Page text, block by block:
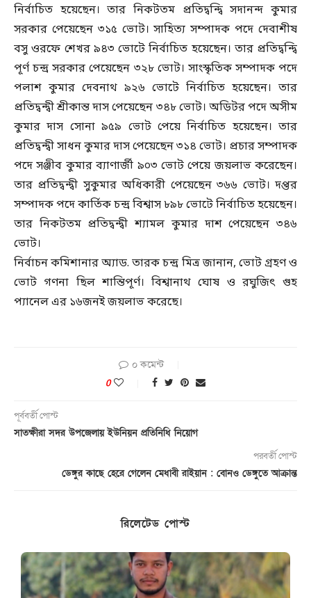
নির্বাচিত হয়েছেন। তার নিকটতম প্রতিদ্বন্দ্বি সদানন্দ কুমার
সরকার পেয়েছেন ৩১৫ ভোট। সাহিত্য সম্পাদক পদে দেবাশীষ
বসু ওরফে শেখর ৯৪৩ ভোটে নির্বাচিত হয়েছেন। তার প্রতিদ্বন্দ্বি
পূর্ণ চন্দ্র সরকার পেয়েছেন ৩২৮ ভোট। সাংস্কৃতিক সম্পাদক পদে
পলাশ কুমার দেবনাথ ৯২৬ ভোটে নির্বাচিত হয়েছেন। তার
প্রতিদ্বন্দ্বী শ্রীকান্ত দাস পেয়েছেন ৩৪৮ ভোট। অডিটর পদে অসীম
কুমার দাস সোনা ৯৫৯ ভোট পেয়ে নির্বাচিত হয়েছেন। তার
প্রতিদ্বন্দ্বী সাধন কুমার দাস পেয়েছেন ৩১৪ ভোট। প্রচার সম্পাদক
পদে সঞ্জীব কুমার ব্যাণার্জী ৯০৩ ভোট পেয়ে জয়লাভ করেছেন।
তার প্রতিদ্বন্দ্বী সুকুমার অধিকারী পেয়েছেন ৩৬৬ ভোট। দপ্তর
সম্পাদক পদে কার্তিক চন্দ্র বিশ্বাস ৮৯৮ ভোটে নির্বাচিত হয়েছেন।
তার নিকটতম প্রতিদ্বন্দ্বী শ্যামল কুমার দাশ পেয়েছেন ৩৪৬
ভোট।
নির্বাচন কমিশানার অ্যাড. তারক চন্দ্র মিত্র জানান, ভোট গ্রহণ ও
ভোট গণনা ছিল শান্তিপূর্ণ। বিশ্বানাথ ঘোষ ও রঘুজিৎ গুহ
প্যানেল এর ১৬জনই জয়লাভ করেছে।
০ কমেন্ট
0
পূর্ববর্তী পোস্ট
সাতক্ষীরা সদর উপজেলায় ইউনিয়ন প্রতিনিধি নিয়োগ
পরবর্তী পোস্ট
ডেঙ্গুর কাছে হেরে গেলেন মেধাবী রাইয়ান : বোনও ডেঙ্গুতে আক্রান্ত
রিলেটেড পোস্ট